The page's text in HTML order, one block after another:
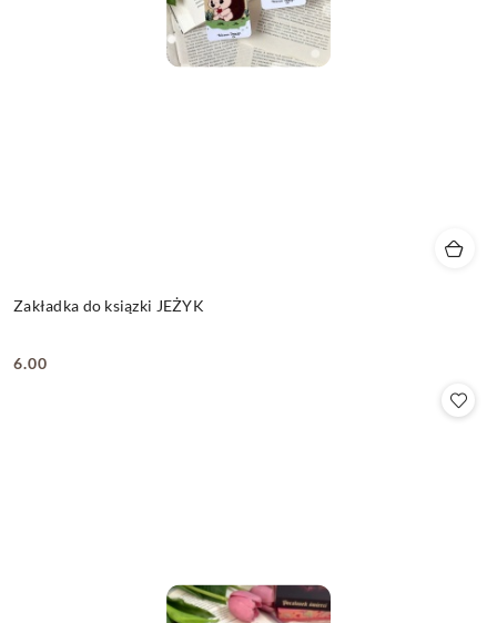
Zakładka do ksiązki JEŻYK
Cena:
6.00